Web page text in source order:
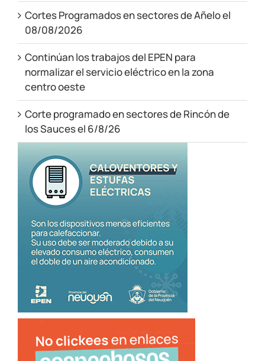
Cortes Programados en sectores de Añelo el
08/08/2026
Continúan los trabajos del EPEN para
normalizar el servicio eléctrico en la zona
centro oeste
Corte programado en sectores de Rincón de
los Sauces el 6/8/26